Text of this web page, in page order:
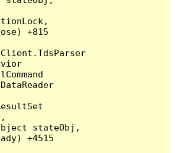
+815
stateObj,
+4515